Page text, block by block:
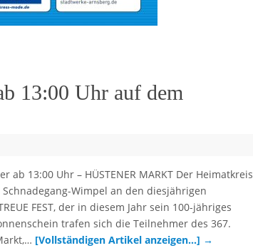
13:00 Uhr auf dem
ab 13:00 Uhr – HÜSTENER MARKT Der Heimatkreis
Wimpel an den diesjährigen
FEST, der in diesem Jahr sein 100-jähriges
trafen sich die Teilnehmer des 367.
[Vollständigen Artikel anzeigen…] →